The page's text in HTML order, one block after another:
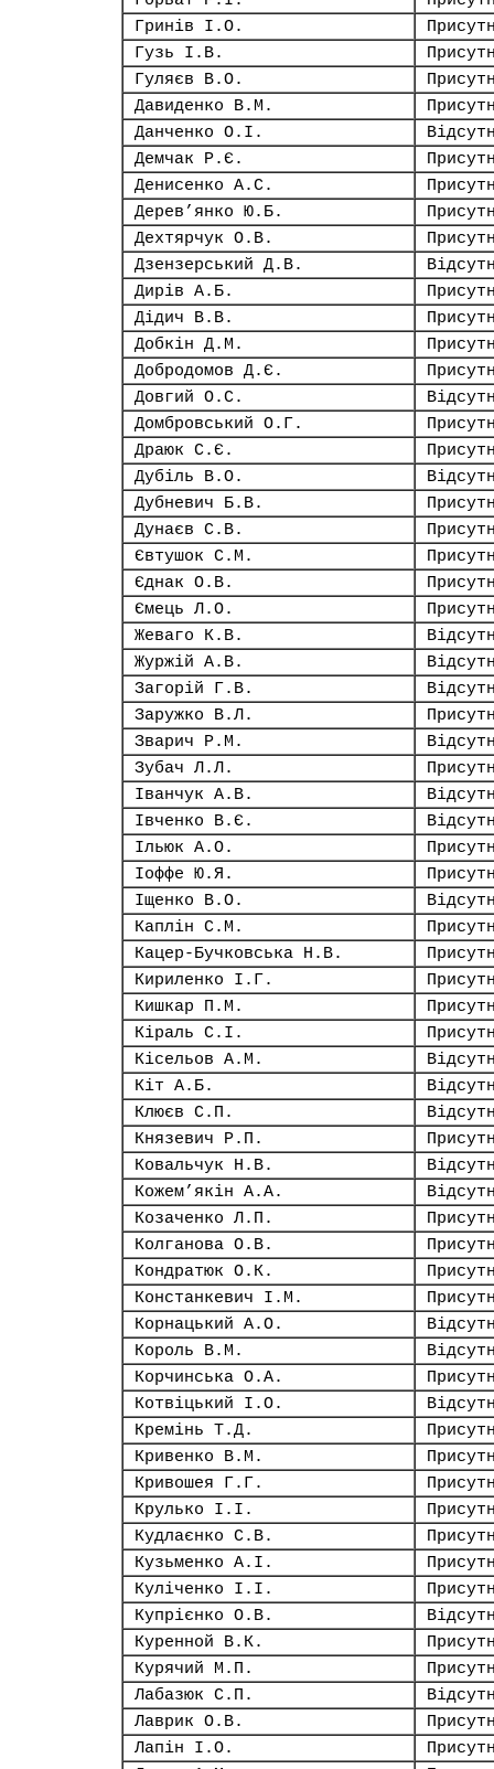
Гринів І.О.
Гузь І.В.
Гуляєв В.О.
Давиденко В.М.
Данченко О.І.
Демчак Р.Є.
Денисенко А.С.
Дерев’янко Ю.Б.
Дехтярчук О.В.
Дзензерський Д.В.
Дирів А.Б.
Дідич В.В.
Добкін Д.М.
Добродомов Д.Є.
Довгий О.С.
Домбровський О.Г.
Драюк С.Є.
Дубіль В.О.
Дубневич Б.В.
Дунаєв С.В.
Євтушок С.М.
Єднак О.В.
Ємець Л.О.
Жеваго К.В.
Журжій А.В.
Загорій Г.В.
Заружко В.Л.
Зварич Р.М.
Зубач Л.Л.
Іванчук А.В.
Івченко В.Є.
Ільюк А.О.
Іоффе Ю.Я.
Іщенко В.О.
Каплін С.М.
Кацер-Бучковська Н.В.
Кириленко І.Г.
Кишкар П.М.
Кіраль С.І.
Кісельов А.М.
Кіт А.Б.
Клюєв С.П.
Князевич Р.П.
Ковальчук Н.В.
Кожем’якін А.А.
Козаченко Л.П.
Колганова О.В.
Кондратюк О.К.
Констанкевич І.М.
Корнацький А.О.
Король В.М.
Корчинська О.А.
Котвіцький І.О.
Кремінь Т.Д.
Кривенко В.М.
Кривошея Г.Г.
Крулько І.І.
Кудлаєнко С.В.
Кузьменко А.І.
Куліченко І.І.
Купрієнко О.В.
Куренной В.К.
Курячий М.П.
Лабазюк С.П.
Лаврик О.В.
Лапін І.О.